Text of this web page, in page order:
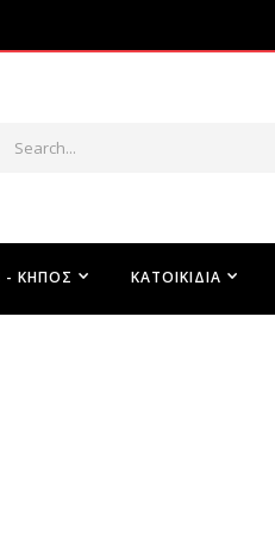
ΚΑΤΟΙΚΊΔΙΑ
- ΚΉΠΟΣ